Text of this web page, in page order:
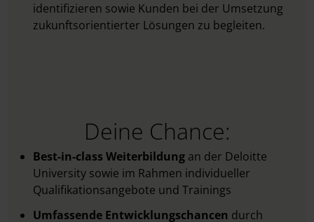
identifizieren sowie Kunden bei der Umsetzung
zukunftsorientierter Lösungen zu begleiten.
Deine Chance:
Best-in-class Weiterbildung an der Deloitte
University sowie im Rahmen individueller
Qualifikationsangebote und Trainings
Umfassende Entwicklungschancen durch